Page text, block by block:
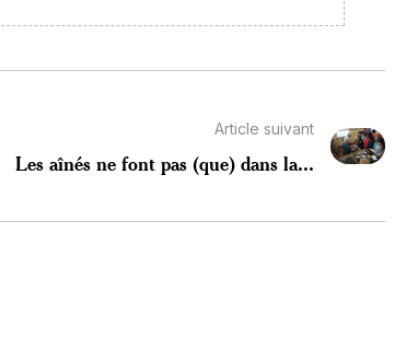
Article suivant
Les aînés ne font pas (que) dans la...